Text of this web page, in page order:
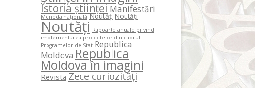
Istoria științei Manifestări
Moneda națională Noutăți Noutăți
Noutăți Rapoarte anuale privind
implementarea proiectelor din cadrul
Programelor de Stat Republica
Moldova Republica
Moldova în imagini
Revista Zece curiozități